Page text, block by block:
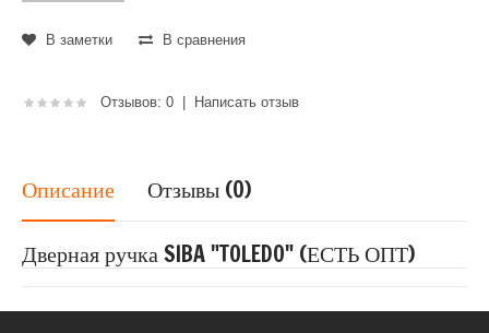
В заметки В сравнения
Отзывов: 0 | Написать отзыв
Описание Отзывы (0)
Дверная ручка SIBA "TOLEDO" (ЕСТЬ ОПТ)